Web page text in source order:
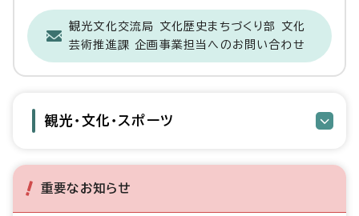
観光文化交流局 文化歴史まちづくり部 文化
芸術推進課 企画事業担当へのお問い合わせ
観光・文化・スポーツ
重要なお知らせ